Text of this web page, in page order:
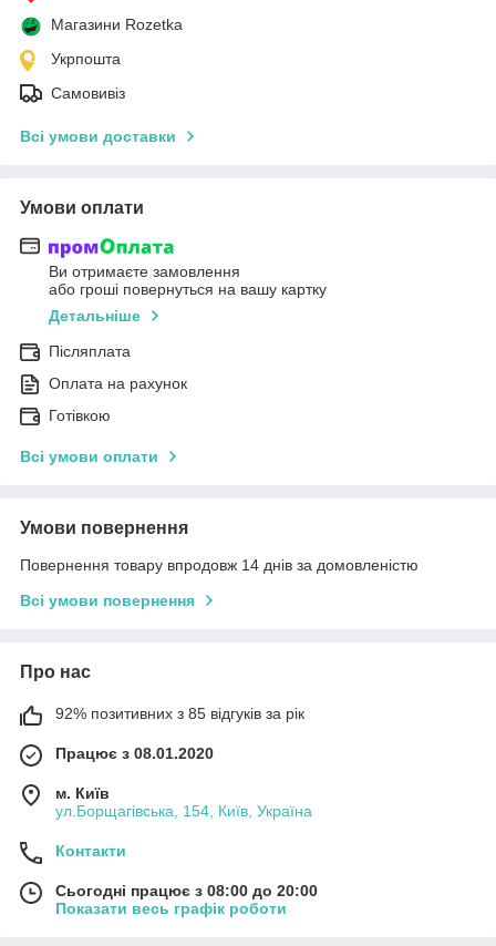
Магазини Rozetka
Укрпошта
Самовивіз
Всі умови доставки
Умови оплати
Ви отримаєте замовлення
або гроші повернуться на вашу картку
Детальніше
Післяплата
Оплата на рахунок
Готівкою
Всі умови оплати
Умови повернення
Повернення товару впродовж 14 днів за домовленістю
Всі умови повернення
Про нас
92% позитивних з 85 відгуків за рік
Працює з 08.01.2020
м. Київ
ул.Борщагівська, 154, Київ, Україна
Контакти
Сьогодні працює з 08:00 до 20:00
Показати весь графік роботи